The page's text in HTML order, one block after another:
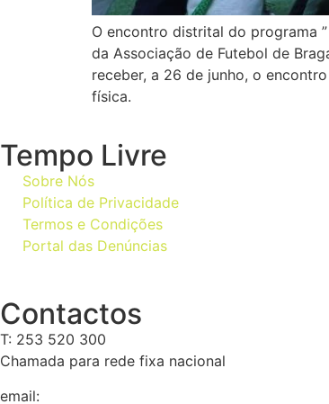
O encontro distrital do programa
da Associação de Futebol de
receber, a 26 de junho, o
física.
Tempo Livre
Sobre Nós
Política de Privacidade
Termos e Condições
Portal das Denúncias
Contactos
T: 253 520 300
Chamada para rede fixa nacional
email: